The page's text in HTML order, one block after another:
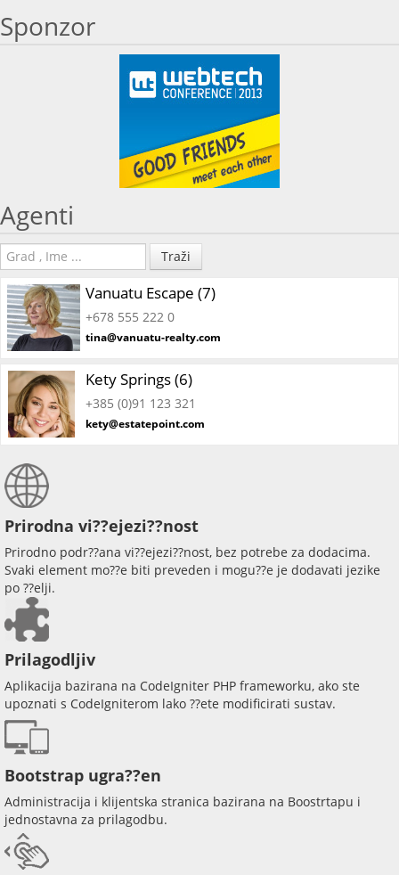
Sponzor
Agenti
Traži
Vanuatu Escape (7)
+678 555 222 0
tina@vanuatu-realty.com
Kety Springs (6)
+385 (0)91 123 321
kety@estatepoint.com
Prirodna vi??ejezi??nost
Prirodno podr??ana vi??ejezi??nost, bez potrebe za dodacima.
Svaki element mo??e biti preveden i mogu??e je dodavati jezike
po ??elji.
Prilagodljiv
Aplikacija bazirana na CodeIgniter PHP frameworku, ako ste
upoznati s CodeIgniterom lako ??ete modificirati sustav.
Bootstrap ugra??en
Administracija i klijentska stranica bazirana na Boostrtapu i
jednostavna za prilagodbu.